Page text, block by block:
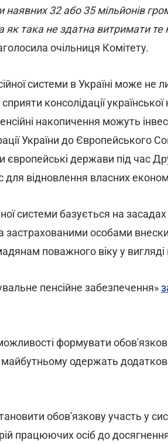
наявних 32 або 35 мільйонів
як така не здатна витримати
очільниця Комітету.
системи в Україні може не
консолідації української
накопичення можуть
України до Європейського
держави під час
відновлення власних
системи базується на засадах
застрахованими особами
поважного віку у вигляді
пенсійне забезпечення»
формувати обов'язкові
одержать додаткове,
обов'язкову участь у
працюючих осіб до